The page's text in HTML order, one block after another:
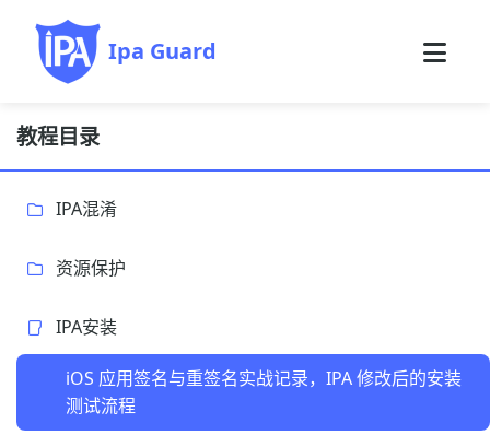
Ipa Guard
教程目录
IPA混淆
资源保护
IPA安装
iOS 应用签名与重签名实战记录，IPA 修改后的安装
测试流程